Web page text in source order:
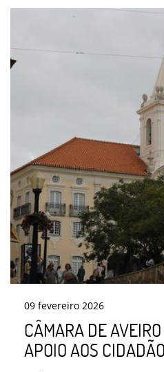
09 fevereiro 2026
CÂMARA DE
APOIO AOS